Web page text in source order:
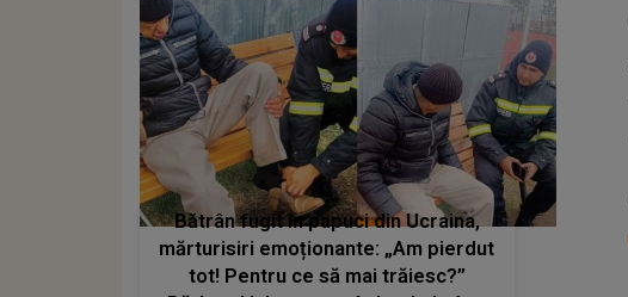
Bătrân fugit în papuci din Ucraina,
mărturisiri emoționante: „Am pierdut
tot! Pentru ce să mai trăiesc?”